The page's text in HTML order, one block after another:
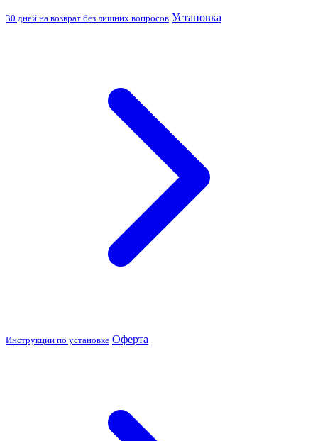
30 дней на возврат без лишних вопросов Установка
Инструкции по установке Оферта